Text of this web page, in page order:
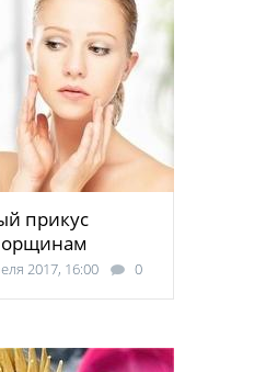
прикус
2017, 16:00 0